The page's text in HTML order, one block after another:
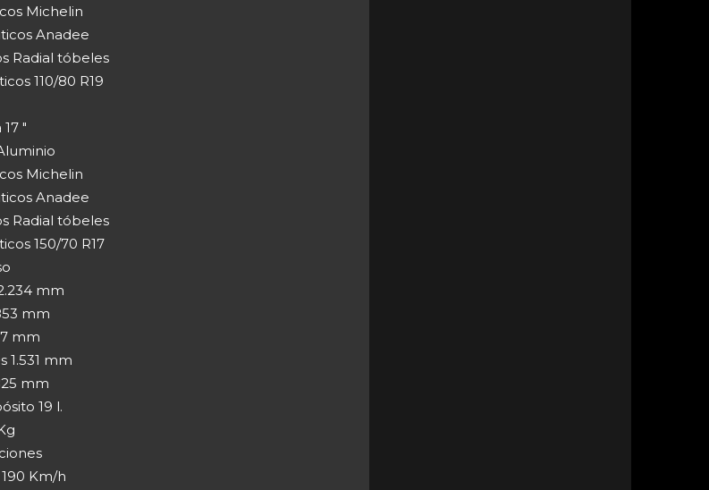
Michelin
Anadee
Radial tóbeles
110/80 R19
"
Michelin
Anadee
Radial tóbeles
150/70 R17
mm
mm
mm
1.531 mm
mm
19 l.
Km/h